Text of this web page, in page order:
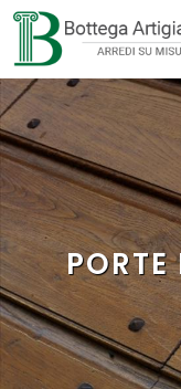
PORTE